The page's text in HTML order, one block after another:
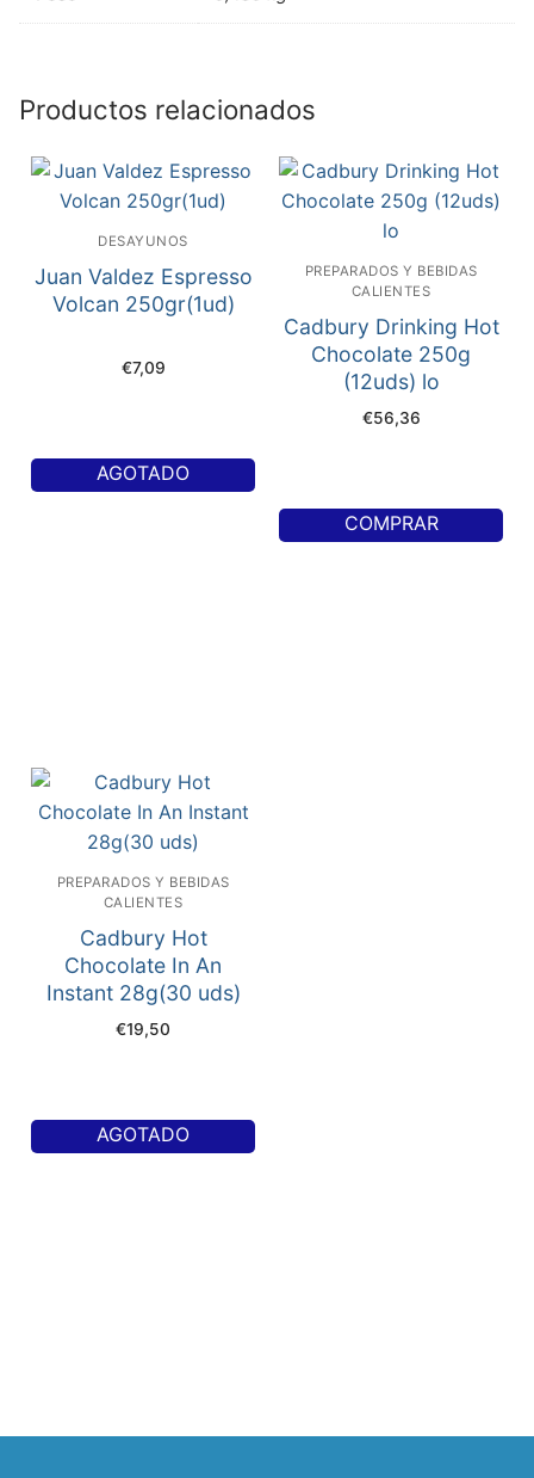
Productos relacionados
DESAYUNOS
Juan Valdez Espresso
Volcan 250gr(1ud)
€7,09
AGOTADO
PREPARADOS Y BEBIDAS
CALIENTES
Cadbury Drinking Hot
Chocolate 250g
(12uds) lo
€56,36
COMPRAR
PREPARADOS Y BEBIDAS
CALIENTES
Cadbury Hot
Chocolate In An
Instant 28g(30 uds)
€19,50
AGOTADO